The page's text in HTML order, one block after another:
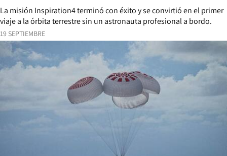
19 SEPTIEMBRE
La misión Inspiration4 terminó con éxito y se convirtió en el primer
viaje a la órbita terrestre sin un astronauta profesional a bordo.